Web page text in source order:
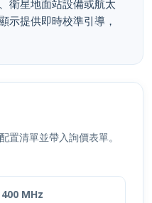
衛星地面站設備或航太
示提供即時校準引導，
置清單並帶入詢價表單。
MHz